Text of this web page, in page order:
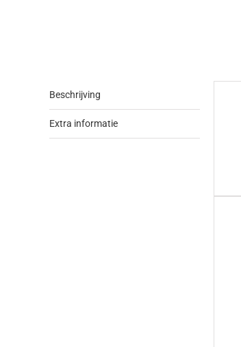
Beschrijving
Extra informatie